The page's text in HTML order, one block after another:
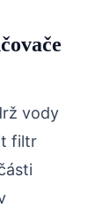
vody
filtr